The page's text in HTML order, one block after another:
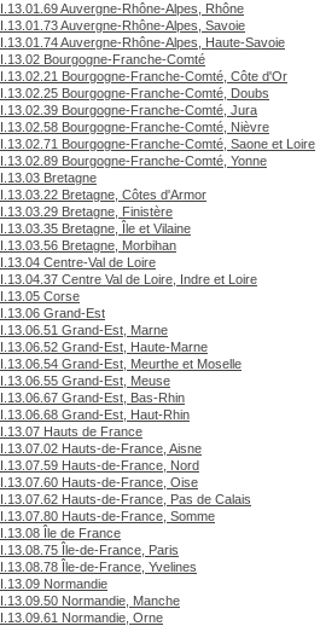
Auvergne-Rhône-Alpes, Rhône
Auvergne-Rhône-Alpes, Savoie
Auvergne-Rhône-Alpes, Haute-Savoie
Bourgogne-Franche-Comté
Bourgogne-Franche-Comté, Côte d'Or
Bourgogne-Franche-Comté, Doubs
Bourgogne-Franche-Comté, Jura
Bourgogne-Franche-Comté, Nièvre
Bourgogne-Franche-Comté, Saone et Loire
Bourgogne-Franche-Comté, Yonne
Bretagne
Bretagne, Côtes d'Armor
Bretagne, Finistère
Bretagne, Île et Vilaine
Bretagne, Morbihan
Centre-Val de Loire
Centre Val de Loire, Indre et Loire
Corse
Grand-Est
Grand-Est, Marne
Grand-Est, Haute-Marne
Grand-Est, Meurthe et Moselle
Grand-Est, Meuse
Grand-Est, Bas-Rhin
Grand-Est, Haut-Rhin
Hauts de France
Hauts-de-France, Aisne
Hauts-de-France, Nord
Hauts-de-France, Oise
Hauts-de-France, Pas de Calais
Hauts-de-France, Somme
Île de France
Île-de-France, Paris
Île-de-France, Yvelines
Normandie
Normandie, Manche
Normandie, Orne